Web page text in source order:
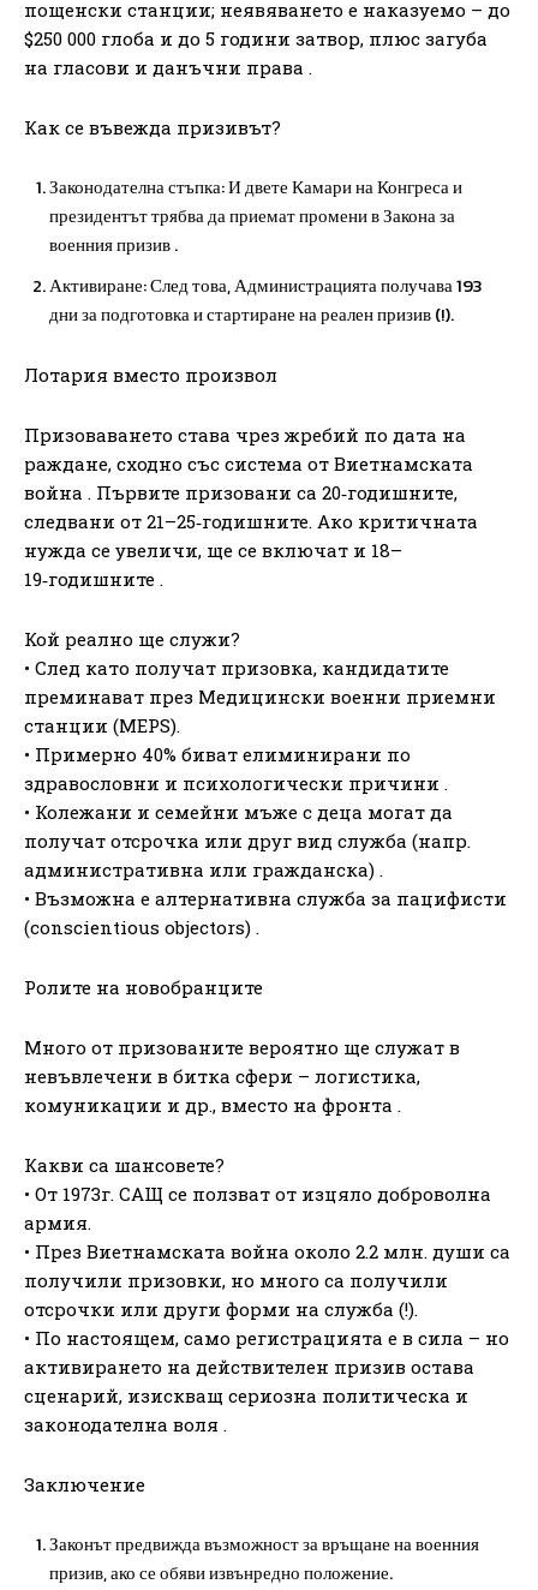
пощенски станции; неявяването е наказуемо – до
$250 000 глоба и до 5 години затвор, плюс загуба
на гласови и данъчни права .
Как се въвежда призивът?
Законодателна стъпка: И двете Камари на Конгреса и
президентът трябва да приемат промени в Закона за
военния призив .
Активиране: След това, Администрацията получава 193
дни за подготовка и стартиране на реален призив (!).
Лотария вместо произвол
Призоваването става чрез жребий по дата на
раждане, сходно със система от Виетнамската
война . Първите призовани са 20‑годишните,
следвани от 21–25‑годишните. Ако критичната
нужда се увеличи, ще се включат и 18–
19‑годишните .
Кой реално ще служи?
• След като получат призовка, кандидатите
преминават през Медицински военни приемни
станции (MEPS).
• Примерно 40% биват елиминирани по
здравословни и психологически причини .
• Колежани и семейни мъже с деца могат да
получат отсрочка или друг вид служба (напр.
административна или гражданска) .
• Възможна е алтернативна служба за пацифисти
(conscientious objectors) .
Ролите на новобранците
Много от призованите вероятно ще служат в
невъвлечени в битка сфери – логистика,
комуникации и др., вместо на фронта .
Какви са шансовете?
• От 1973г. САЩ се ползват от изцяло доброволна
армия.
• През Виетнамската война около 2.2 млн. души са
получили призовки, но много са получили
отсрочки или други форми на служба (!).
• По настоящем, само регистрацията е в сила – но
активирането на действителен призив остава
сценарий, изискващ сериозна политическа и
законодателна воля .
Заключение
Законът предвижда възможност за връщане на военния
призив, ако се обяви извънредно положение.